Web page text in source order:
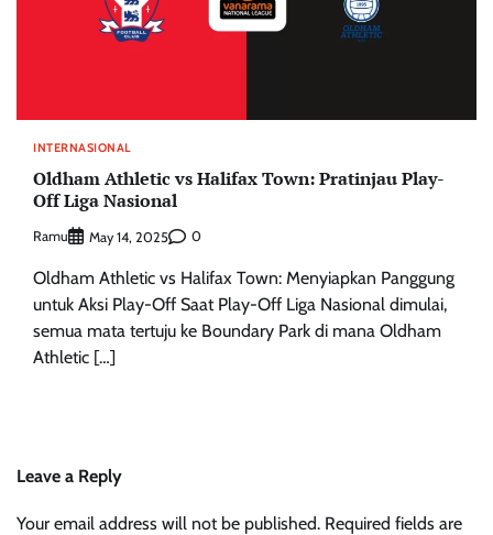
INTERNASIONAL
Oldham Athletic vs Halifax Town: Pratinjau Play-
Off Liga Nasional
Ramu May 14, 2025 0
Oldham Athletic vs Halifax Town: Menyiapkan Panggung
untuk Aksi Play-Off Saat Play-Off Liga Nasional dimulai,
semua mata tertuju ke Boundary Park di mana Oldham
Athletic […]
Leave a Reply
Your email address will not be published. Required fields are